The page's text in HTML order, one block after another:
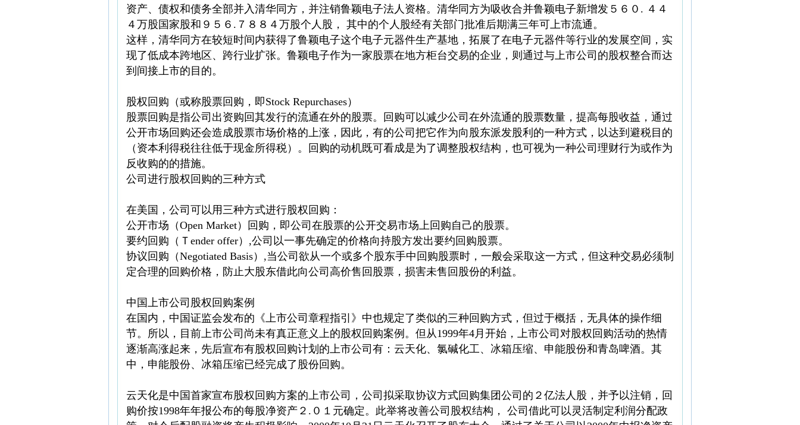
资产、债权和债务全部并入清华同方，并注销鲁颖电子法人资格。清华同方为吸收合并鲁颖电子新增发５６０. ４４
４万股国家股和９５６.７８８４万股个人股， 其中的个人股经有关部门批准后期满三年可上市流通。
这样，清华同方在较短时间内获得了鲁颖电子这个电子元器件生产基地，拓展了在电子元器件等行业的发展空间，实
现了低成本跨地区、跨行业扩张。鲁颖电子作为一家股票在地方柜台交易的企业，则通过与上市公司的股权整合而达
到间接上市的目的。
股权回购（或称股票回购，即Stock Repurchases）
股票回购是指公司出资购回其发行的流通在外的股票。回购可以减少公司在外流通的股票数量，提高每股收益，通过
公开市场回购还会造成股票市场价格的上涨，因此，有的公司把它作为向股东派发股利的一种方式，以达到避税目的
（资本利得税往往低于现金所得税）。回购的动机既可看成是为了调整股权结构，也可视为一种公司理财行为或作为
反收购的的措施。
公司进行股权回购的三种方式
在美国，公司可以用三种方式进行股权回购：
公开市场（Open Market）回购，即公司在股票的公开交易市场上回购自己的股票。
要约回购（Ｔender offer）,公司以一事先确定的价格向持股方发出要约回购股票。
协议回购（Negotiated Basis）,当公司欲从一个或多个股东手中回购股票时，一般会采取这一方式，但这种交易必须制
定合理的回购价格，防止大股东借此向公司高价售回股票，损害未售回股份的利益。
中国上市公司股权回购案例
在国内，中国证监会发布的《上市公司章程指引》中也规定了类似的三种回购方式，但过于概括，无具体的操作细
节。所以，目前上市公司尚未有真正意义上的股权回购案例。但从1999年4月开始，上市公司对股权回购活动的热情
逐渐高涨起来，先后宣布有股权回购计划的上市公司有：云天化、氯碱化工、冰箱压缩、申能股份和青岛啤酒。其
中，申能股份、冰箱压缩已经完成了股份回购。
云天化是中国首家宣布股权回购方案的上市公司，公司拟采取协议方式回购集团公司的２亿法人股，并予以注销，回
购价按1998年年报公布的每股净资产２.０１元确定。此举将改善公司股权结构， 公司借此可以灵活制定利润分配政